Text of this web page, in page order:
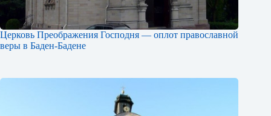
Церковь Преображения Господня — оплот православной
веры в Баден-Бадене